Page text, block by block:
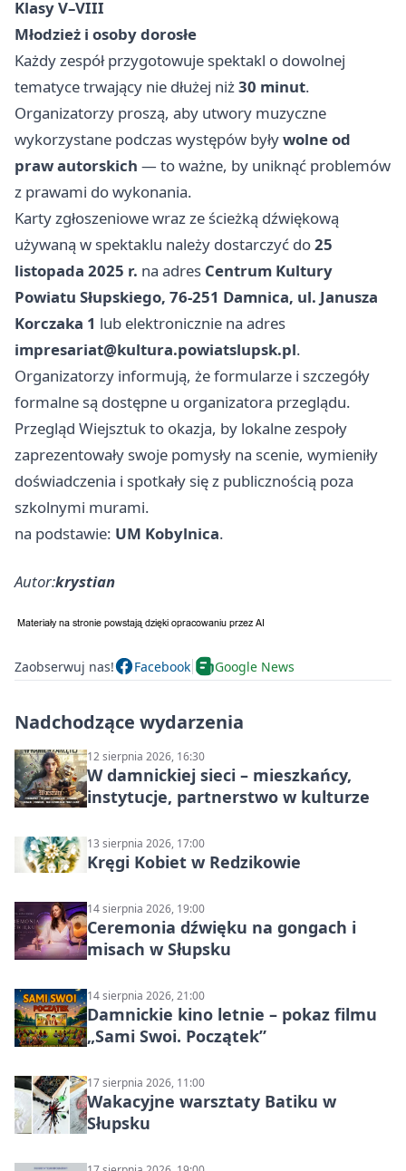
Klasy V–VIII
Młodzież i osoby dorosłe
Każdy zespół przygotowuje spektakl o dowolnej
tematyce trwający nie dłużej niż30 minut.
Organizatorzy proszą, aby utwory muzyczne
wykorzystane podczas występów byływolne od
praw autorskich — to ważne, by uniknąć problemów
z prawami do wykonania.
Karty zgłoszeniowe wraz ze ścieżką dźwiękową
używaną w spektaklu należy dostarczyć do25
listopada 2025 r. na adres Centrum Kultury
Powiatu Słupskiego, 76-251 Damnica, ul. Janusza
Korczaka 1 lub elektronicznie na adres
impresariat@kultura.powiatslupsk.pl.
Organizatorzy informują, że formularze i szczegóły
formalne są dostępne u organizatora przeglądu.
Przegląd Wiejsztuk to okazja, by lokalne zespoły
zaprezentowały swoje pomysły na scenie, wymieniły
doświadczenia i spotkały się z publicznością poza
szkolnymi murami.
na podstawie: UM Kobylnica.
Autor:krystian
Zaobserwuj nas! Facebook Google News
Nadchodzące wydarzenia
12 sierpnia 2026, 16:30
W damnickiej sieci – mieszkańcy,
instytucje, partnerstwo w kulturze
13 sierpnia 2026, 17:00
Kręgi Kobiet w Redzikowie
14 sierpnia 2026, 19:00
Ceremonia dźwięku na gongach i
misach w Słupsku
14 sierpnia 2026, 21:00
Damnickie kino letnie – pokaz filmu
„Sami Swoi. Początek”
17 sierpnia 2026, 11:00
Wakacyjne warsztaty Batiku w
Słupsku